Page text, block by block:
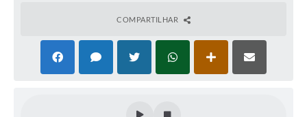
COMPARTILHAR